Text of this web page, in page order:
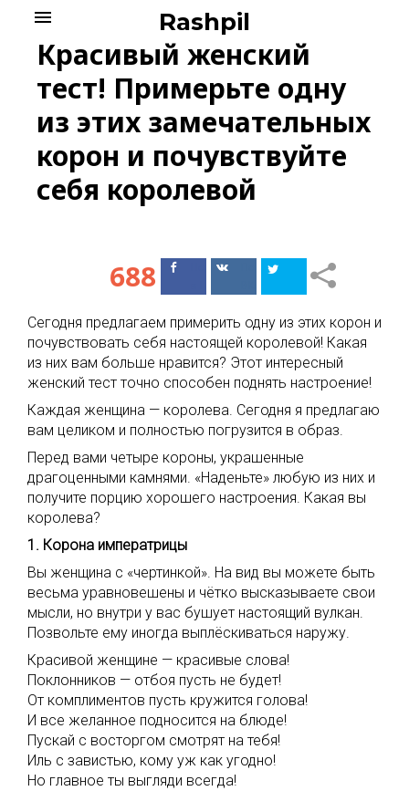
content
Rashpil
menu
Красивый женский
тест! Примерьте одну
из этих замечательных
корон и почувствуйте
себя королевой
688
ПоделитьсяПоделиться
Сегодня предлагаем примерить одну из этих корон и
почувствовать себя настоящей королевой! Какая
из них вам больше нравится? Этот интересный
женский тест точно способен поднять настроение!
Каждая женщина — королева. Сегодня я предлагаю
вам целиком и полностью погрузится в образ.
Перед вами четыре короны, украшенные
драгоценными камнями. «Наденьте» любую из них и
получите порцию хорошего настроения. Какая вы
королева?
1. Корона императрицы
Вы женщина с «чертинкой». На вид вы можете быть
весьма уравновешены и чётко высказываете свои
мысли, но внутри у вас бушует настоящий вулкан.
Позвольте ему иногда выплёскиваться наружу.
Красивой женщине — красивые слова!
Поклонников — отбоя пусть не будет!
От комплиментов пусть кружится голова!
И все желанное подносится на блюде!
Пускай с восторгом смотрят на тебя!
Иль с завистью, кому уж как угодно!
Но главное ты выгляди всегда!